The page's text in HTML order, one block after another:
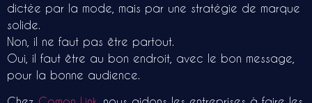
dictée par la mode, mais par une stratégie de marque
solide.
Non, il ne faut pas être partout.
Oui, il faut être au bon endroit, avec le bon message,
pour la bonne audience.